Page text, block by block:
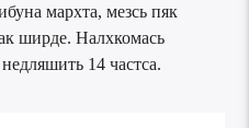
мархта, мезсь пяк
ширде. Налхкомась
14 частса.